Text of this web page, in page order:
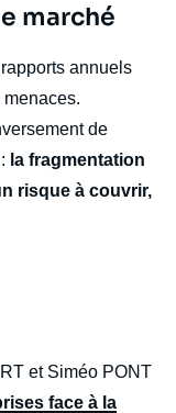
marché
annuels
de
la fragmentation
risque à couvrir,
et Siméo PONT
face à la